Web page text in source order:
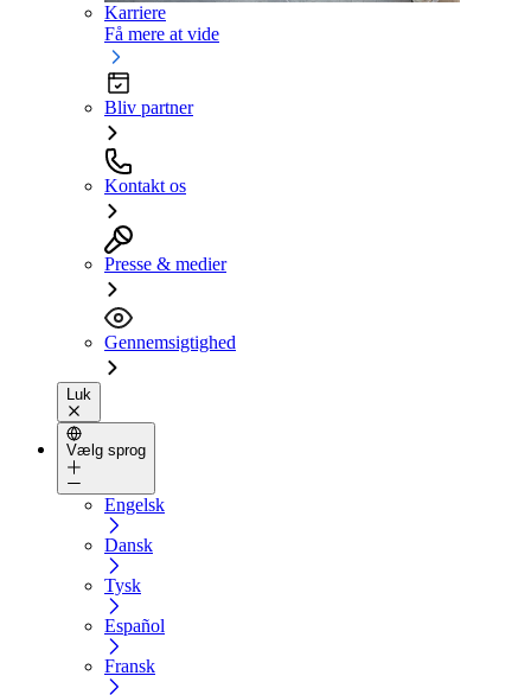
Karriere
Få mere at vide
Bliv partner
Kontakt os
Presse & medier
Gennemsigtighed
Luk
Vælg sprog
Engelsk
Dansk
Tysk
Español
Fransk